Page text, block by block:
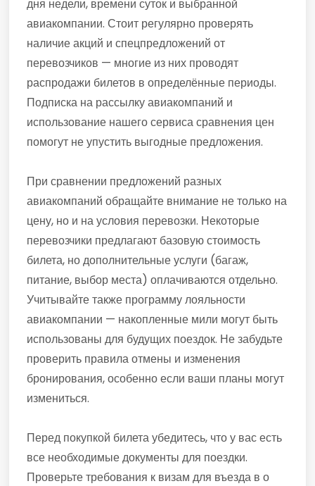
дня недели, времени суток и выбранной
авиакомпании. Стоит регулярно проверять
наличие акций и спецпредложений от
перевозчиков — многие из них проводят
распродажи билетов в определённые периоды.
Подписка на рассылку авиакомпаний и
использование нашего сервиса сравнения цен
помогут не упустить выгодные предложения.
При сравнении предложений разных
авиакомпаний обращайте внимание не только на
цену, но и на условия перевозки. Некоторые
перевозчики предлагают базовую стоимость
билета, но дополнительные услуги (багаж,
питание, выбор места) оплачиваются отдельно.
Учитывайте также программу лояльности
авиакомпании — накопленные мили могут быть
использованы для будущих поездок. Не забудьте
проверить правила отмены и изменения
бронирования, особенно если ваши планы могут
измениться.
Перед покупкой билета убедитесь, что у вас есть
все необходимые документы для поездки.
Проверьте требования к визам для въезда в о